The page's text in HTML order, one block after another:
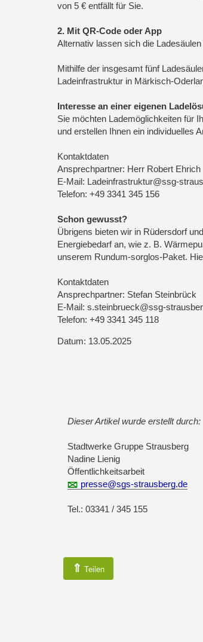
von 5 € entfällt für Sie.
2. Mit QR-Code oder App
Alternativ lassen sich die
Mithilfe der insgesamt fünf
Ladeinfrastruktur in Märkisch-
Interesse an einer eigenen
Sie möchten Lademöglichkeiten für
und erstellen Ihnen ein individuelles
Kontaktdaten
Ansprechpartner: Herr Robert Ehrich
E-Mail: Ladeinfrastruktur@ssg-
Telefon: +49 3341 345 156
Schon gewusst?
Übrigens bieten wir in Rüdersdorf
Energiebedarf an, wie z. B.
unserem Rundum-sorglos-Paket.
Kontaktdaten
Ansprechpartner: Stefan Steinbrück
E-Mail: s.steinbrueck@ssg-
Telefon: +49 3341 345 118
Datum: 13.05.2025
Dieser Artikel wurde erstellt durch:
Stadtwerke Gruppe Strausberg
Nadine Lienig
Öffentlichkeitsarbeit
presse@sgs-strausberg.de
Tel.: 03341 / 345 155
⇑ Teilen